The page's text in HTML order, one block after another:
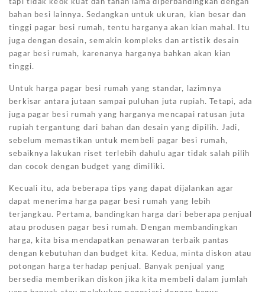
tapi tidak keok kuat dan tahan lama diperbandingkan dengan
bahan besi lainnya. Sedangkan untuk ukuran, kian besar dan
tinggi pagar besi rumah, tentu harganya akan kian mahal. Itu
juga dengan desain, semakin kompleks dan artistik desain
pagar besi rumah, karenanya harganya bahkan akan kian
tinggi.
Untuk harga pagar besi rumah yang standar, lazimnya
berkisar antara jutaan sampai puluhan juta rupiah. Tetapi, ada
juga pagar besi rumah yang harganya mencapai ratusan juta
rupiah tergantung dari bahan dan desain yang dipilih. Jadi,
sebelum memastikan untuk membeli pagar besi rumah,
sebaiknya lakukan riset terlebih dahulu agar tidak salah pilih
dan cocok dengan budget yang dimiliki.
Kecuali itu, ada beberapa tips yang dapat dijalankan agar
dapat menerima harga pagar besi rumah yang lebih
terjangkau. Pertama, bandingkan harga dari beberapa penjual
atau produsen pagar besi rumah. Dengan membandingkan
harga, kita bisa mendapatkan penawaran terbaik pantas
dengan kebutuhan dan budget kita. Kedua, minta diskon atau
potongan harga terhadap penjual. Banyak penjual yang
bersedia memberikan diskon jika kita membeli dalam jumlah